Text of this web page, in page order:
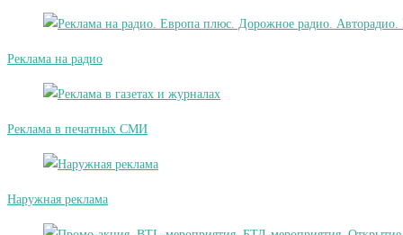
Реклама на радио
Реклама в печатных СМИ
Наружная реклама